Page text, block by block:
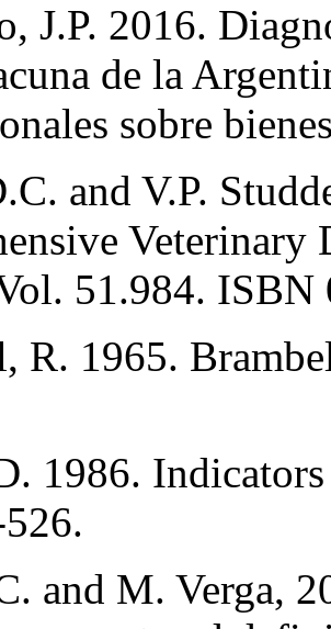
J.P. 2016.
de la
sobre
and V.P.
51.984. ISBN
R. 1965.
1986.
and M. Verga,